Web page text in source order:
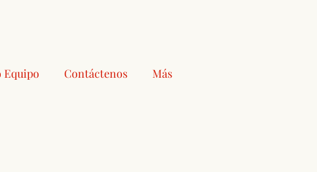
Equipo Contáctenos Más